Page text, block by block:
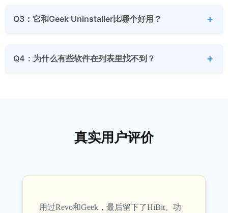
Q3：它和Geek Uninstaller比哪个好用？
Q4：为什么有些软件在列表里找不到？
真实用户评价
用过Revo和Geek，最后留下了HiBit。功